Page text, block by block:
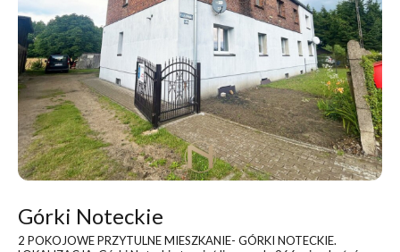
Górki Noteckie
2 POKOJOWE PRZYTULNE MIESZKANIE- GÓRKI NOTECKIE.